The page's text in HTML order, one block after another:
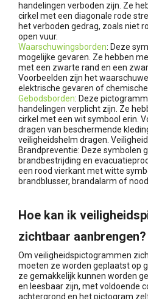
handelingen verboden zijn. Ze
cirkel met een diagonale rode
het verboden gedrag, zoals niet
open vuur.
Waarschuwingsborden: Deze
mogelijke gevaren. Ze hebben
met een zwarte rand en een
Voorbeelden zijn het
elektrische gevaren of
Gebodsborden: Deze
handelingen verplicht zijn. Ze
cirkel met een wit symbool erin.
dragen van beschermende
veiligheidshelm dragen.
Brandpreventie: Deze symbolen
brandbestrijding en
een rood vierkant met witte
brandblusser, brandalarm of
Hoe kan ik
zichtbaar aanbrengen?
Om veiligheidspictogrammen
moeten ze worden geplaatst op
ze gemakkelijk kunnen worden
en leesbaar zijn, met voldoende
achtergrond en het pictogram